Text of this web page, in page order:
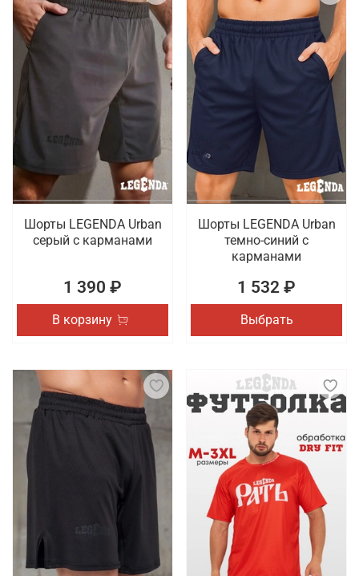
Шорты LEGENDA Urban
серый c карманами
1 390 ₽
В корзину
Шорты LEGENDA Urban
темно-синий с
карманами
1 532 ₽
Выбрать